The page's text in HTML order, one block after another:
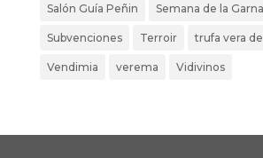
Salón Guía Peñin Semana de la
Subvenciones Terroir trufa vera
Vendimia verema Vidivinos